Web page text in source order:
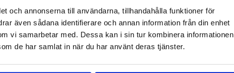
och annonserna till användarna, tillhandahålla funktioner för
även sådana identifierare och annan information från din enhet
vi samarbetar med. Dessa kan i sin tur kombinera informationen
de har samlat in när du har använt deras tjänster.